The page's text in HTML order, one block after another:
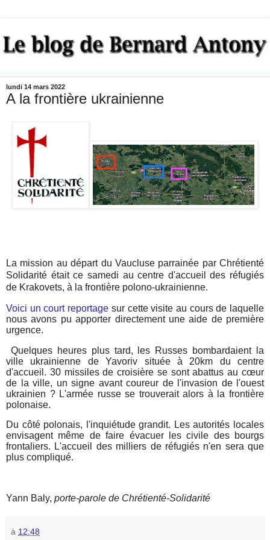
lundi 14 mars 2022
A la frontière ukrainienne
La mission au départ du Vaucluse parrainée par Chrétienté
Solidarité était ce samedi au centre d'accueil des réfugiés
de Krakovets, à la frontière polono-ukrainienne.
Voici un court reportage sur cette visite au cours de laquelle
nous avons pu apporter directement une aide de première
urgence.
Quelques heures plus tard, les Russes bombardaient la
ville ukrainienne de Yavoriv située à 20km du centre
d'accueil. 30 missiles de croisière se sontabattus au cœur
de la ville, un signe avant coureur de l'invasion de l'ouest
ukrainien ? L'armée russe se trouverait alors à la frontière
polonaise.
Du côté polonais, l'inquiétude grandit. Les autorités locales
envisagent même de faire évacuer les civile des bourgs
frontaliers. L'accueil des milliers de réfugiés n'en sera que
plus compliqué.
Yann Baly, porte-parole de Chrétienté-Solidarité
à 12:48